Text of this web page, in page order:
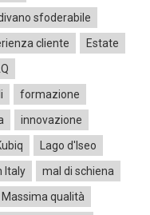
sfoderabile
cliente
Estate
formazione
innovazione
Lago d'Iseo
Italy
mal di schiena
Massima qualità